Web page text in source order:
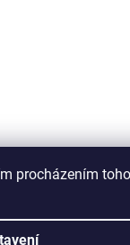
procházením